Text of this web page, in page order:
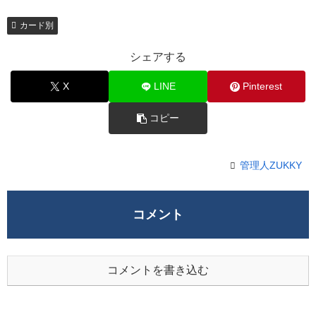
カード別
シェアする
X LINE Pinterest
コピー
管理人ZUKKY
コメント
コメントを書き込む